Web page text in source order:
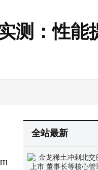
全球智造添新力｜上海本
测：性能
全站最新